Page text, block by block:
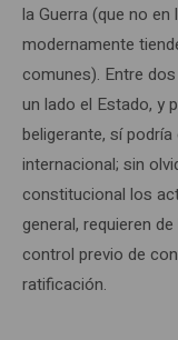
la Guerra (que no
modernamente
comunes). Entre
un lado el Estado, y
beligerante, sí
internacional; sin
constitucional los
general, requieren
control previo de
ratificación.